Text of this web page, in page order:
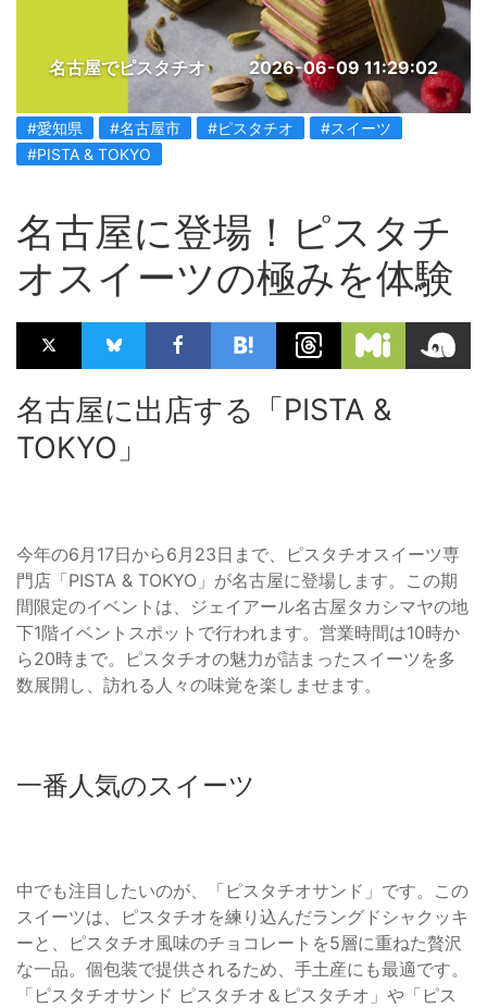
名古屋でピスタチオ 2026-06-09 11:29:02
#愛知県 #名古屋市 #ピスタチオ
#スイーツ
#PISTA & TOKYO
名古屋に登場！ピスタチ
オスイーツの極みを体験
名古屋に出店する「PISTA &
TOKYO」
今年の6月17日から6月23日まで、ピスタチオスイーツ専
門店「PISTA & TOKYO」が名古屋に登場します。この期
間限定のイベントは、ジェイアール名古屋タカシマヤの地
下1階イベントスポットで行われます。営業時間は10時か
ら20時まで。ピスタチオの魅力が詰まったスイーツを多
数展開し、訪れる人々の味覚を楽しませます。
一番人気のスイーツ
中でも注目したいのが、「ピスタチオサンド」です。この
スイーツは、ピスタチオを練り込んだラングドシャクッキ
ーと、ピスタチオ風味のチョコレートを5層に重ねた贅沢
な一品。個包装で提供されるため、手土産にも最適です。
「ピスタチオサンド ピスタチオ＆ピスタチオ」や「ピス